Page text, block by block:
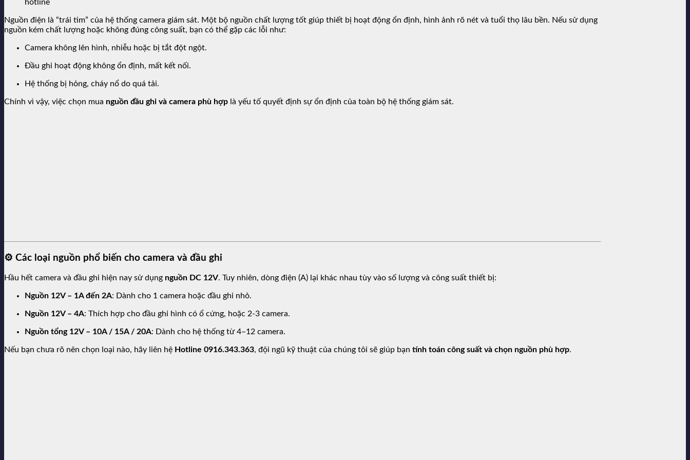
hotline
Nguồn điện là “trái tim” của hệ thống camera giám sát. Một bộ nguồn chất lượng tốt giúp thiết bị hoạt động ổn định, hình ảnh rõ nét và tuổi thọ lâu bền. Nếu sử dụng
nguồn kém chất lượng hoặc không đúng công suất, bạn có thể gặp các lỗi như:
Camera không lên hình, nhiễu hoặc bị tắt đột ngột.
Đầu ghi hoạt động không ổn định, mất kết nối.
Hệ thống bị hỏng, cháy nổ do quá tải.
Chính vì vậy, việc chọn mua nguồn đầu ghi và camera phù hợp là yếu tố quyết định sự ổn định của toàn bộ hệ thống giám sát.
⚙️ Các loại nguồn phổ biến cho camera và đầu ghi
Hầu hết camera và đầu ghi hiện nay sử dụng nguồn DC 12V. Tuy nhiên, dòng điện (A) lại khác nhau tùy vào số lượng và công suất thiết bị:
Nguồn 12V – 1A đến 2A: Dành cho 1 camera hoặc đầu ghi nhỏ.
Nguồn 12V – 4A: Thích hợp cho đầu ghi hình có ổ cứng, hoặc 2-3 camera.
Nguồn tổng 12V – 10A / 15A / 20A: Dành cho hệ thống từ 4–12 camera.
Nếu bạn chưa rõ nên chọn loại nào, hãy liên hệ Hotline 0916.343.363, đội ngũ kỹ thuật của chúng tôi sẽ giúp bạn tính toán công suất và chọn nguồn phù hợp.